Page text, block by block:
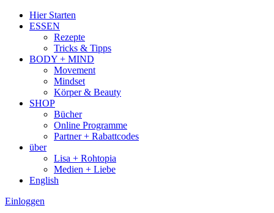
Hier Starten
ESSEN
Rezepte
Tricks & Tipps
BODY + MIND
Movement
Mindset
Körper & Beauty
SHOP
Bücher
Online Programme
Partner + Rabattcodes
über
Lisa + Rohtopia
Medien + Liebe
English
Einloggen